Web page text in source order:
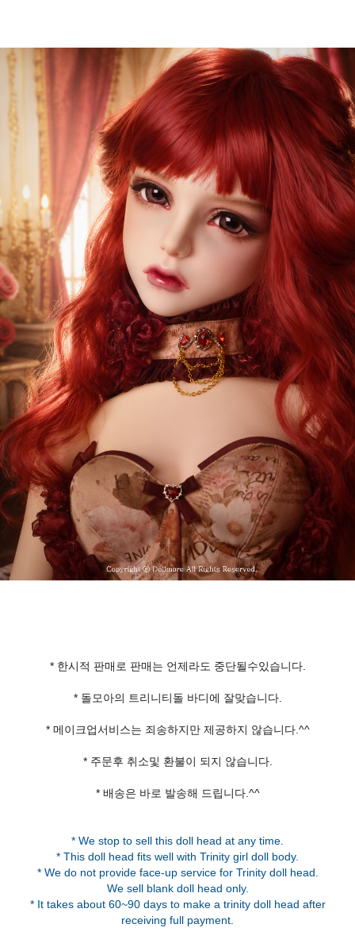
* 한시적 판매로 판매는 언제라도 중단될수있습니다.
* 돌모아의 트리니티돌 바디에 잘맞습니다.
* 메이크업서비스는 죄송하지만 제공하지 않습니다.^^
* 주문후 취소및 환불이 되지 않습니다.
* 배송은 바로 발송해 드립니다.^^
* We stop to sell this doll head at any time.
* This doll head fits well with Trinity girl doll body.
* We do not provide face-up service for Trinity doll head.
We sell blank doll head only.
* It takes about 60~90 days to make a trinity doll head after